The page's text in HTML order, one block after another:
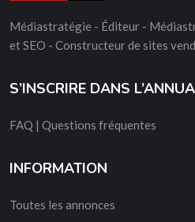
Médiastratégie - Éditeur -
et SEO - Constructeur de sites
S’INSCRIRE DANS
FAQ | Questions fréquentes
INFORMATION
Toutes les annonces